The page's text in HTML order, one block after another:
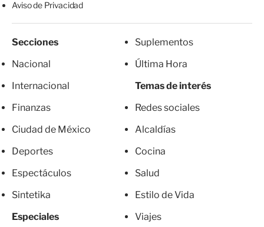
Aviso de Privacidad
Secciones
Nacional
Internacional
Finanzas
Ciudad de México
Deportes
Espectáculos
Sintetika
Especiales
Suplementos
Última Hora
Temas de interés
Redes sociales
Alcaldías
Cocina
Salud
Estilo de Vida
Viajes